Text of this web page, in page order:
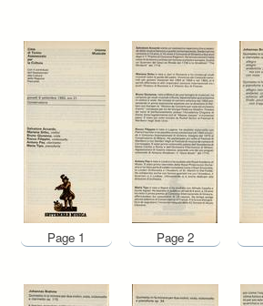
Page 1 Page 2